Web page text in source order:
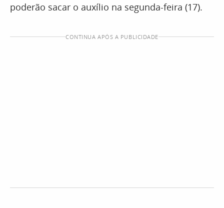
poderão sacar o auxílio na segunda-feira (17).
CONTINUA APÓS A PUBLICIDADE